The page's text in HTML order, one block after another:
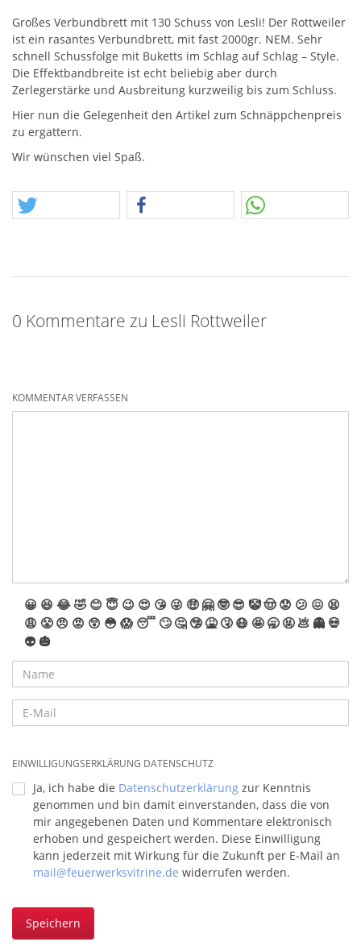
Großes Verbundbrett mit 130 Schuss von Lesli! Der Rottweiler
ist ein rasantes Verbundbrett, mit fast 2000gr. NEM. Sehr
schnell Schussfolge mit Buketts im Schlag auf Schlag – Style.
Die Effektbandbreite ist echt beliebig aber durch
Zerlegerstärke und Ausbreitung kurzweilig bis zum Schluss.
Hier nun die Gelegenheit den Artikel zum Schnäppchenpreis
zu ergattern.
Wir wünschen viel Spaß.
0 Kommentare zu Lesli Rottweiler
KOMMENTAR VERFASSEN
😀 😆 😂🤣 😊 😇 😉 😍 😘 😜 🤑 🤗 🤓 😎 🤡🤠 😟 😕 😖 😫
😩 😤 😠 😡 😲 😳 😱 😴 🙄 🤔 🤥 🤮 🤧 😷 🤩 🥱 🤬 💩 👻 💀
👽 🎃
EINWILLIGUNGSERKLÄRUNG DATENSCHUTZ
Ja, ich habe die Datenschutzerklärung zur Kenntnis
genommen und bin damit einverstanden, dass die von
mir angegebenen Daten und Kommentare elektronisch
erhoben und gespeichert werden. Diese Einwilligung
kann jederzeit mit Wirkung für die Zukunft per E-Mail an
mail@feuerwerksvitrine.de widerrufen werden.
Speichern